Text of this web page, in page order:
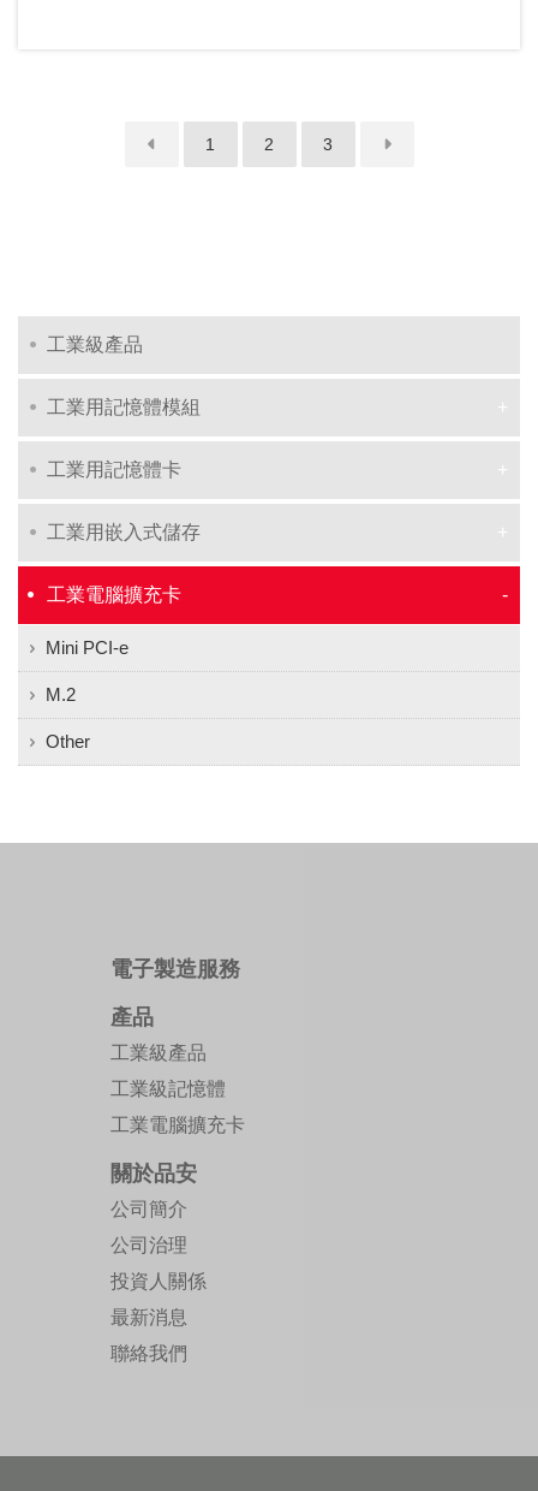
1 2 3
工業級產品
工業用記憶體模組
工業用記憶體卡
工業用嵌入式儲存
工業電腦擴充卡
Mini PCI-e
M.2
Other
電子製造服務
產品
工業級產品
工業級記憶體
工業電腦擴充卡
關於品安
公司簡介
公司治理
投資人關係
最新消息
聯絡我們